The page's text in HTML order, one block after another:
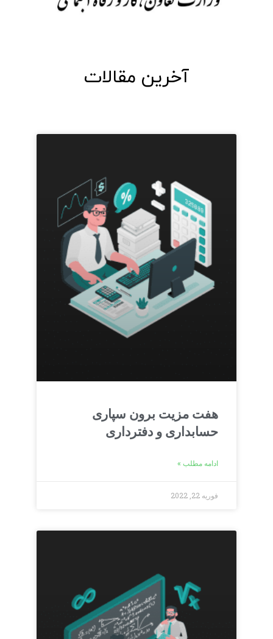
آخرین مقالات
هفت مزیت برون سپاری
حسابداری و دفترداری
ادامه مطلب »
فوریه 22, 2022